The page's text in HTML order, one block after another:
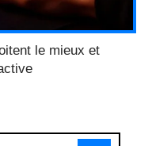
le mieux et